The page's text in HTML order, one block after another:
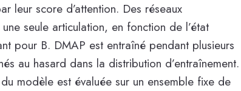
leur score d’attention. Des réseaux
seule articulation, en fonction de l’état
pour B. DMAP est entraîné pendant plusieurs
au hasard dans la distribution d’entraînement.
modèle est évaluée sur un ensemble fixe de